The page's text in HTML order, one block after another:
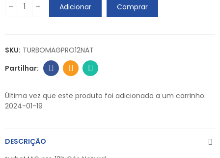
Adicionar
Comprar
SKU: TURBOMAGPRO12NAT
Última vez que este produto foi adicionado a um carrinho:
2024-01-19
DESCRIÇÃO